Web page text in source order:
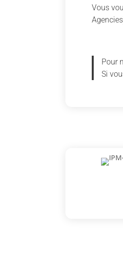
Vous
Pour
Si